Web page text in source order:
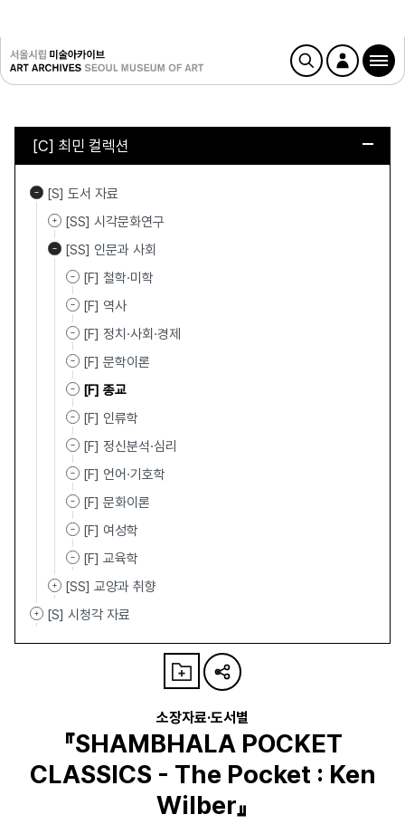
[C] 최민 컬렉션
[S] 도서 자료
[SS] 시각문화연구
[SS] 인문과 사회
[F] 철학·미학
[F] 역사
[F] 정치·사회·경제
[F] 문학이론
[F] 종교
[F] 인류학
[F] 정신분석·심리
[F] 언어·기호학
[F] 문화이론
[F] 여성학
[F] 교육학
[SS] 교양과 취향
[S] 시청각 자료
소장자료·도서별
『SHAMBHALA POCKET
CLASSICS - The Pocket : Ken
Wilber』